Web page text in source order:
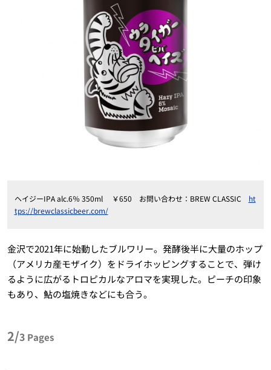
ヘイジーIPA alc.6％ 350ml ￥650 お問い合わせ：BREW CLASSIC ht
tps://brewclassicbeer.com/
金沢で2021年に始動したブルワリー。発酵後半に大量のホップ
（アメリカ産モザイク）をドライホッピングすることで、弾け
るように広がるトロピカルなアロマを実現した。ピーチの印象
もあり、鮎の塩焼きなどにも合う。
2/3 Pages